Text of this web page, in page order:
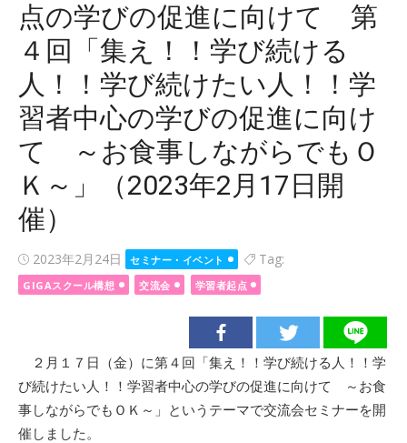
点の学びの促進に向けて 第
４回「集え！！学び続ける
人！！学び続けたい人！！学
習者中心の学びの促進に向け
て ～お食事しながらでもＯ
Ｋ～」（2023年2月17日開
催）
Posted
on
2023年2月24日 セミナー・イベント Tag:
GIGAスクール構想 交流会 学習者起点
２月１７日（金）に第４回「集え！！学び続ける人！！学
び続けたい人！！学習者中心の学びの促進に向けて ～お食
事しながらでもＯＫ～」というテーマで交流会セミナーを開
催しました。